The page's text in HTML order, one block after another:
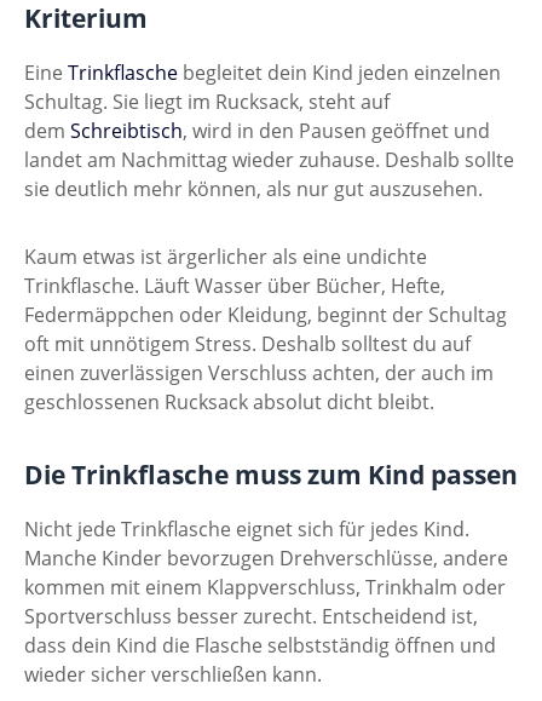
Kriterium
Eine Trinkflasche begleitet dein Kind jeden einzelnen
Schultag. Sie liegt im Rucksack, steht auf
dem Schreibtisch, wird in den Pausen geöffnet und
landet am Nachmittag wieder zuhause. Deshalb sollte
sie deutlich mehr können, als nur gut auszusehen.
Kaum etwas ist ärgerlicher als eine undichte
Trinkflasche. Läuft Wasser über Bücher, Hefte,
Federmäppchen oder Kleidung, beginnt der Schultag
oft mit unnötigem Stress. Deshalb solltest du auf
einen zuverlässigen Verschluss achten, der auch im
geschlossenen Rucksack absolut dicht bleibt.
Die Trinkflasche muss zum Kind passen
Nicht jede Trinkflasche eignet sich für jedes Kind.
Manche Kinder bevorzugen Drehverschlüsse, andere
kommen mit einem Klappverschluss, Trinkhalm oder
Sportverschluss besser zurecht. Entscheidend ist,
dass dein Kind die Flasche selbstständig öffnen und
wieder sicher verschließen kann.